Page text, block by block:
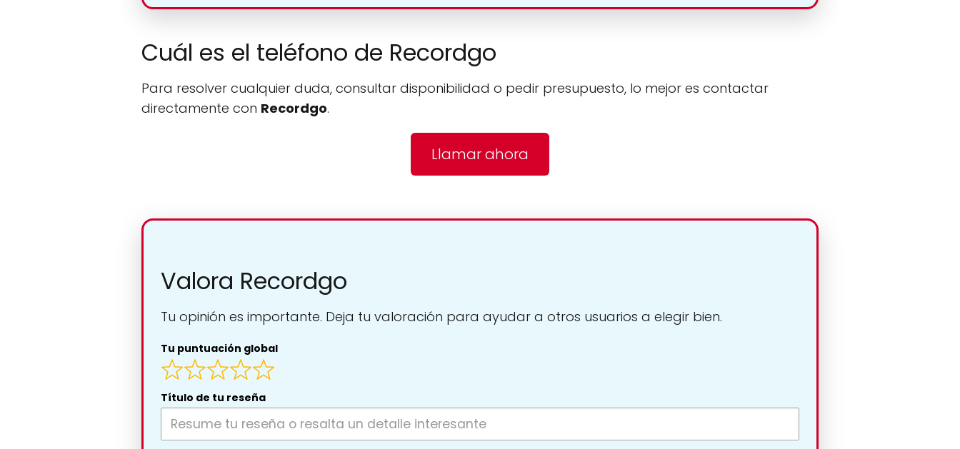
Cuál es el teléfono de Recordgo
Para resolver cualquier duda, consultar disponibilidad o pedir presupuesto, lo mejor es contactar
directamente con Recordgo.
Llamar ahora
Valora Recordgo
Tu opinión es importante. Deja tu valoración para ayudar a otros usuarios a elegir bien.
Tu puntuación global
Título de tu reseña